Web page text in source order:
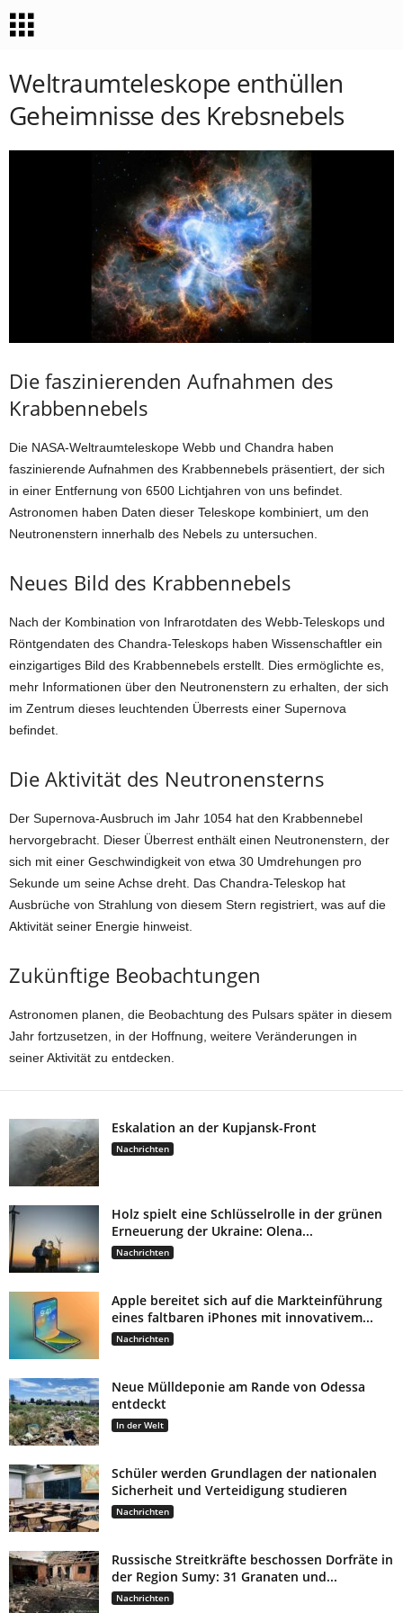
Weltraumteleskope enthüllen
Geheimnisse des Krebsnebels
Die faszinierenden Aufnahmen des
Krabbennebels
Die NASA-Weltraumteleskope Webb und Chandra haben
faszinierende Aufnahmen des Krabbennebels präsentiert, der sich
in einer Entfernung von 6500 Lichtjahren von uns befindet.
Astronomen haben Daten dieser Teleskope kombiniert, um den
Neutronenstern innerhalb des Nebels zu untersuchen.
Neues Bild des Krabbennebels
Nach der Kombination von Infrarotdaten des Webb-Teleskops und
Röntgendaten des Chandra-Teleskops haben Wissenschaftler ein
einzigartiges Bild des Krabbennebels erstellt. Dies ermöglichte es,
mehr Informationen über den Neutronenstern zu erhalten, der sich
im Zentrum dieses leuchtenden Überrests einer Supernova
befindet.
Die Aktivität des Neutronensterns
Der Supernova-Ausbruch im Jahr 1054 hat den Krabbennebel
hervorgebracht. Dieser Überrest enthält einen Neutronenstern, der
sich mit einer Geschwindigkeit von etwa 30 Umdrehungen pro
Sekunde um seine Achse dreht. Das Chandra-Teleskop hat
Ausbrüche von Strahlung von diesem Stern registriert, was auf die
Aktivität seiner Energie hinweist.
Zukünftige Beobachtungen
Astronomen planen, die Beobachtung des Pulsars später in diesem
Jahr fortzusetzen, in der Hoffnung, weitere Veränderungen in
seiner Aktivität zu entdecken.
Eskalation an der Kupjansk-Front
Nachrichten
Holz spielt eine Schlüsselrolle in der grünen
Erneuerung der Ukraine: Olena...
Nachrichten
Apple bereitet sich auf die Markteinführung
eines faltbaren iPhones mit innovativem...
Nachrichten
Neue Mülldeponie am Rande von Odessa
entdeckt
In der Welt
Schüler werden Grundlagen der nationalen
Sicherheit und Verteidigung studieren
Nachrichten
Russische Streitkräfte beschossen Dorfräte in
der Region Sumy: 31 Granaten und...
Nachrichten